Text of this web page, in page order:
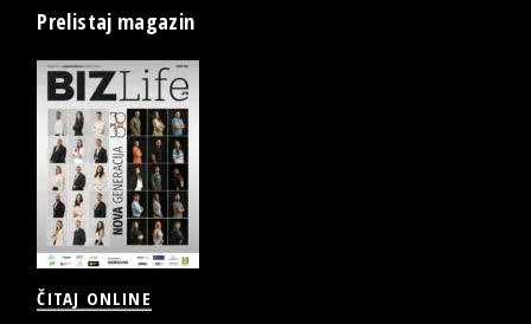
Prelistaj magazin
ČITAJ ONLINE